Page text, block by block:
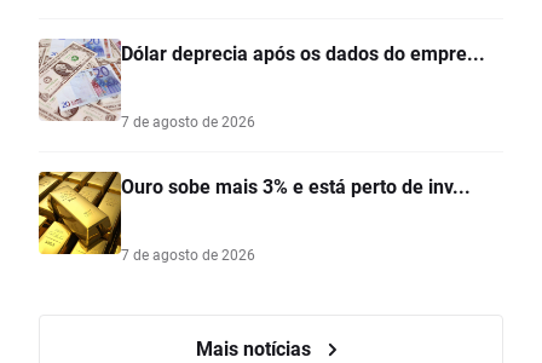
Dólar deprecia após os dados do empre...
7 de agosto de 2026
Ouro sobe mais 3% e está perto de inv...
7 de agosto de 2026
Mais notícias